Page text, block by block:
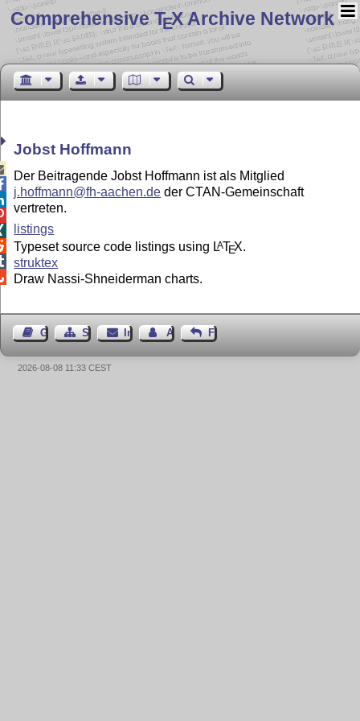
Comprehensive TEX Archive Network
Jobst Hoffmann
Der Beitragende Jobst Hoffmann ist als Mitglied
j.hoffmann@fh-aachen.de der CTAN-Gemeinschaft
vertreten.
listings
Typeset source code listings using LATEX.
struktex
Draw Nassi-Shneiderman charts.
GästebuchSeiten-Struktur
ImpressumAutor kontaktieren
Feedback
2026-08-08 11:33 CEST